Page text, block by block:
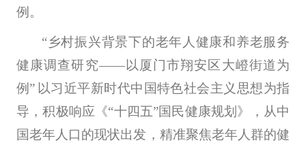
例。
“乡村振兴背景下的老年人健康和养老服务
健康调查研究——以厦门市翔安区大嶝街道为
例” 以习近平新时代中国特色社会主义思想为指
导，积极响应《“十四五”国民健康规划》，从中
国老年人口的现状出发，精准聚焦老年人群的健